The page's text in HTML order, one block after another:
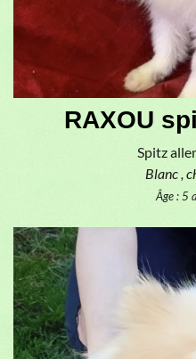
RAXOU
Spitz
Blanc ,
Âge : 5